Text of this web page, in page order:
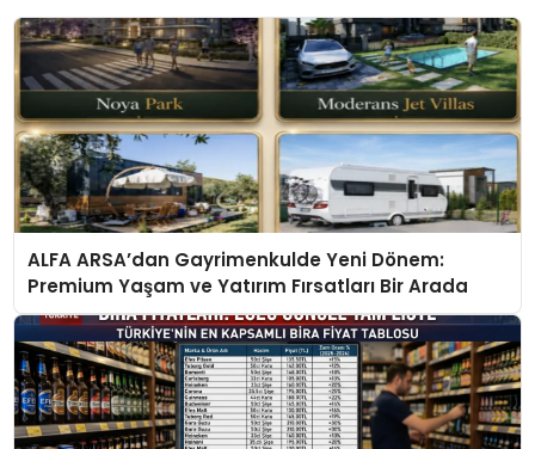
ALFA ARSA’dan Gayrimenkulde Yeni Dönem:
Premium Yaşam ve Yatırım Fırsatları Bir Arada